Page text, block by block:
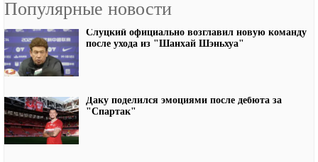
Популярные новости
Слуцкий официально возглавил новую команду
после ухода из "Шанхай Шэньхуа"
Даку поделился эмоциями после дебюта за
"Спартак"